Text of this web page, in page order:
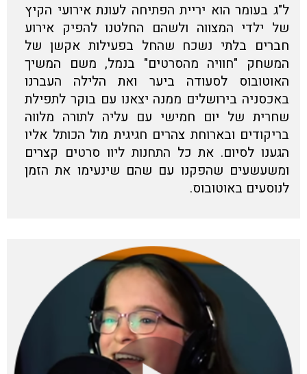
ל"ג בעומר הוא יריית הפתיחה לעונת אירועי הקיץ
של ילדי המצווה ולשהם החלטנו להפיק אירוע
חברים בלתי נשכח שהחל בפעילות אקשן של
המשחק "חוויה מהסרטים" בנמל, משם המשיך
האוטובוס לסעודה ביער ואת הלילה העברנו
באכסניה בירושלים ממנה יצאנו עם בוקר לתפילת
שחרית של יום חמישי עם עליה לתורה מלווה
בריקודים ובארוחת צהרים חגיגית מול הכותל אליו
הגענו לסיום. את כל התחנות ליוו סרטים קצרים
ומשעשעים שהפקנו עם שהם שינעימו את הזמן
לנוסעים באוטובוס.